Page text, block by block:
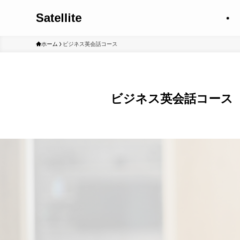
Satellite
ホーム ビジネス英会話コース
ビジネス英会話コース